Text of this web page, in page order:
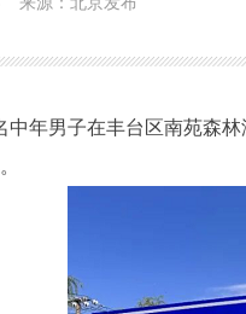
年男子在丰台区南苑森林